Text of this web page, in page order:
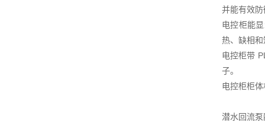
并能有效
电控柜能
热、缺相
电控柜带
子。
电控柜柜
潜水回流